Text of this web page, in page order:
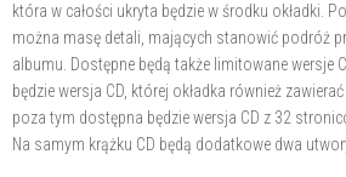
która w całości ukryta będzie w środku okładki.
można masę detali, mających stanowić podróż
albumu. Dostępne będą także limitowane wersje
będzie wersja CD, której okładka również
poza tym dostępna będzie wersja CD z 32
Na samym krążku CD będą dodatkowe dwa